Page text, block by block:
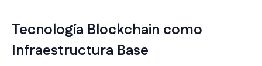
Tecnología Blockchain como
Infraestructura Base